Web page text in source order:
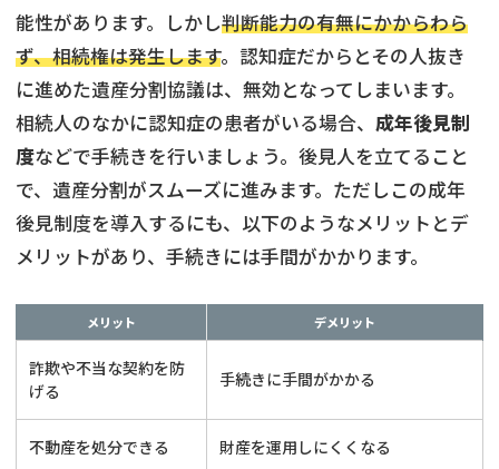
能性があります。しかし判断能力の有無にかからわら
ず、相続権は発生します。認知症だからとその人抜き
に進めた遺産分割協議は、無効となってしまいます。
相続人のなかに認知症の患者がいる場合、 成年後見制
度などで手続きを行いましょう。後見人を立てること
で、遺産分割がスムーズに進みます。ただしこの成年
後見制度を導入するにも、以下のようなメリットとデ
メリットがあり、手続きには手間がかかります。
メリット デメリット
詐欺や不当な契約を防
げる
手続きに手間がかかる
不動産を処分できる 財産を運用しにくくなる